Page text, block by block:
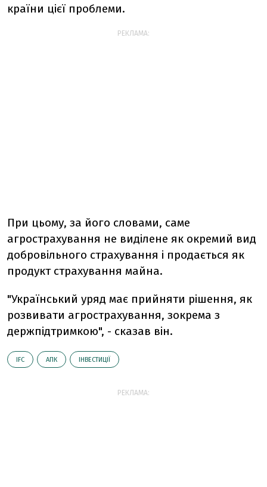
країни цієї проблеми.
РЕКЛАМА:
При цьому, за його словами, саме
агрострахування не виділене як окремий вид
добровільного страхування і продається як
продукт страхування майна.
"Український уряд має прийняти рішення, як
розвивати агрострахування, зокрема з
держпідтримкою", - сказав він.
IFC АПК ІНВЕСТИЦІЇ
РЕКЛАМА: